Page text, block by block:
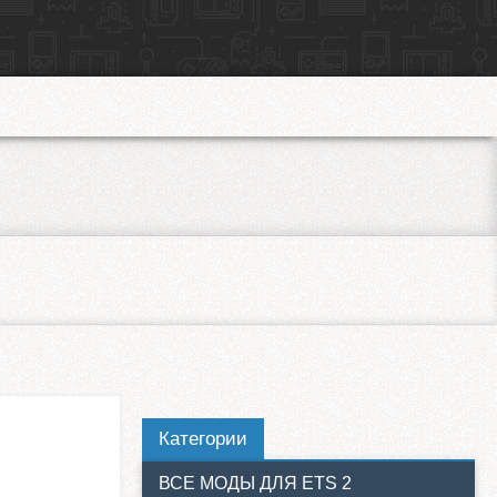
Категории
ВСЕ МОДЫ ДЛЯ ETS 2